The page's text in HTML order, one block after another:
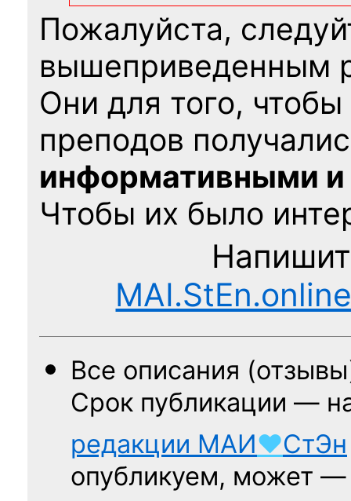
Пожалуйста,
вышеприведенным
Они для того,
преподов
информативными
Чтобы их было
Все описания
Срок публикации —
редакции МАИ♥СтЭн
опубликуем, может